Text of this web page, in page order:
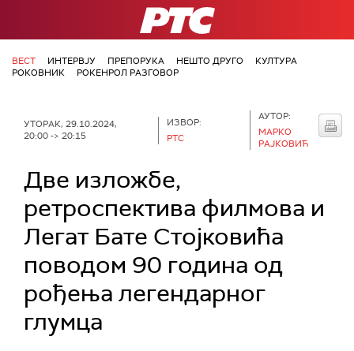
РТС
ВЕСТ ИНТЕРВЈУ ПРЕПОРУКА НЕШТО ДРУГО
КУЛТУРА
РОКОВНИК
РОКЕНРОЛ РАЗГОВОР
УТОРАК, 29.10.2024,
20:00 -> 20:15
ИЗВОР:
РТС
АУТОР:
МАРКО
РАЈКОВИЋ
Две изложбе,
ретроспектива филмова и
Легат Бате Стојковића
поводом 90 година од
рођења легендарног
глумца